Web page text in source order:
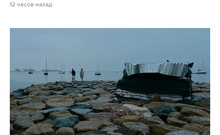
12 часов назад